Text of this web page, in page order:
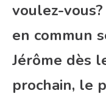
voulez-
en commun
Jérôme dès
prochain, le